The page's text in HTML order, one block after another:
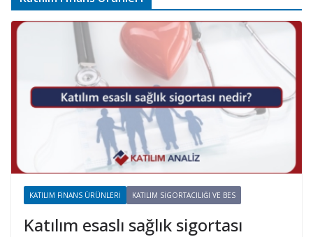
KATILIM FINANS ÜRÜNLERI KATILIM SIGORTACILIĞI VE BES
Katılım esaslı sağlık sigortası